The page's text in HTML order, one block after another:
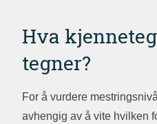
Hva
tegner?
For å vurdere
avhengig av å vite hvilken